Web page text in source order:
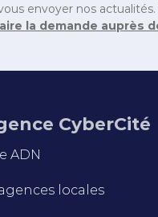
envoyer nos
la demande auprès
CyberCité
ADN
locales